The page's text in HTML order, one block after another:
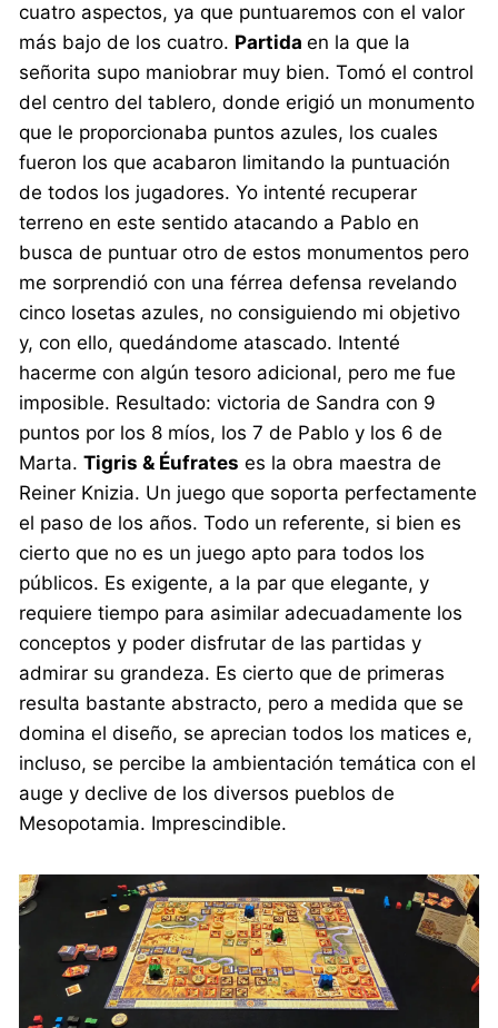
cuatro aspectos, ya que puntuaremos con el valor
más bajo de los cuatro. Partidaen la que la
señorita supo maniobrar muy bien. Tomó el control
del centro del tablero, donde erigió un monumento
que le proporcionaba puntos azules, los cuales
fueron los que acabaron limitando la puntuación
de todos los jugadores. Yo intenté recuperar
terreno en este sentido atacando a Pablo en
busca de puntuar otro de estos monumentos pero
me sorprendió con una férrea defensa revelando
cinco losetas azules, no consiguiendo mi objetivo
y, con ello, quedándome atascado. Intenté
hacerme con algún tesoro adicional, pero me fue
imposible. Resultado: victoria de Sandra con 9
puntos por los 8 míos, los 7 de Pablo y los 6 de
Marta.Tigris & Éufrates es la obra maestra de
Reiner Knizia. Un juego que soporta perfectamente
el paso de los años. Todo un referente, si bien es
cierto que no es un juego apto para todos los
públicos. Es exigente, a la par que elegante, y
requiere tiempo para asimilar adecuadamente los
conceptos y poder disfrutar de las partidas y
admirar su grandeza. Es cierto que de primeras
resulta bastante abstracto, pero a medida que se
domina el diseño, se aprecian todos los matices e,
incluso, se percibe la ambientación temática con el
auge y declive de los diversos pueblos de
Mesopotamia. Imprescindible.